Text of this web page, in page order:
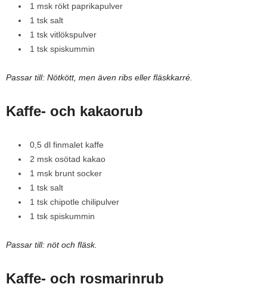
1 msk rökt paprikapulver
1 tsk salt
1 tsk vitlökspulver
1 tsk spiskummin
Passar till: Nötkött, men även ribs eller fläskkarré.
Kaffe- och kakaorub
0,5 dl finmalet kaffe
2 msk osötad kakao
1 msk brunt socker
1 tsk salt
1 tsk chipotle chilipulver
1 tsk spiskummin
Passar till: nöt och fläsk.
Kaffe- och rosmarinrub